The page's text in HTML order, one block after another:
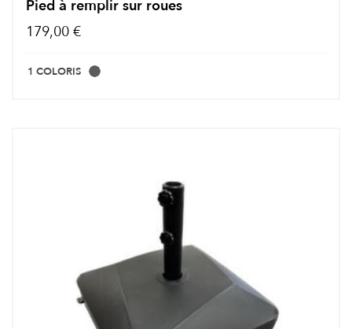
Pied à remplir sur roues
179,00 €
1 COLORIS